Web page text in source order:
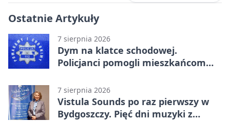
Ostatnie Artykuły
7 sierpnia 2026
Dym na klatce schodowej.
Policjanci pomogli mieszkańcom
7 sierpnia 2026
Vistula Sounds po raz pierwszy w
Bydgoszczy. Pięć dni muzyki z